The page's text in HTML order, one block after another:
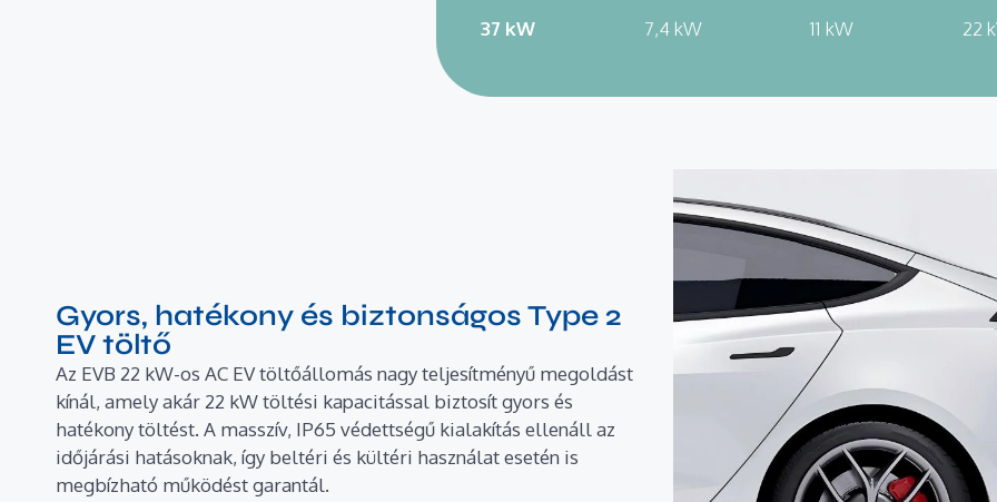
37 kW 7,4 kW 11 kW 22
Gyors, hatékony és biztonságos Type 2
EV töltő
Az EVB 22 kW-os AC EV töltőállomás nagy teljesítményű megoldást
kínál, amely akár 22 kW töltési kapacitással biztosít gyors és
hatékony töltést. A masszív, IP65 védettségű kialakítás ellenáll az
időjárási hatásoknak, így beltéri és kültéri használat esetén is
megbízható működést garantál.